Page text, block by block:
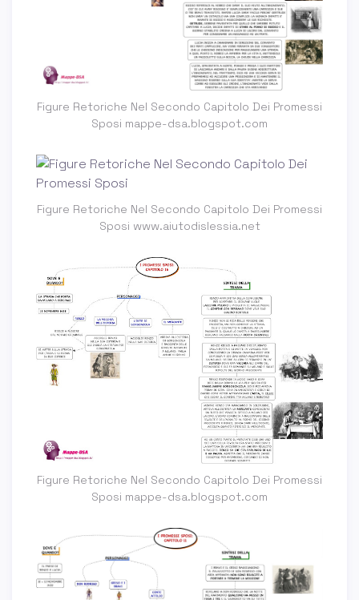
Figure Retoriche Nel Secondo Capitolo Dei Promessi
Sposi mappe-dsa.blogspot.com
Figure Retoriche Nel Secondo Capitolo Dei Promessi
Sposi www.aiutodislessia.net
Figure Retoriche Nel Secondo Capitolo Dei Promessi
Sposi mappe-dsa.blogspot.com